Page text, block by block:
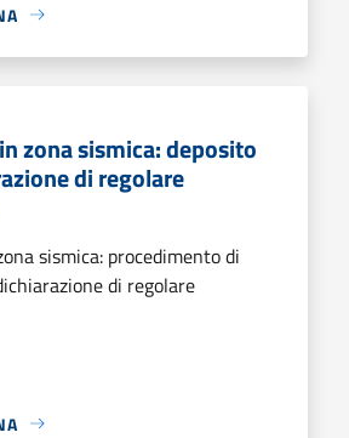
zona sismica: deposito
di regolare
sismica: procedimento di
di regolare